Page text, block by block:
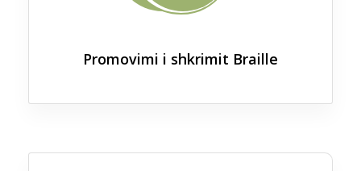
Promovimi i shkrimit Braille